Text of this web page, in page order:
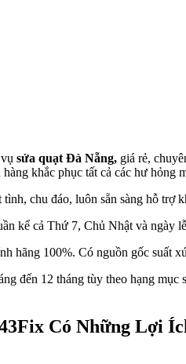
sửa quạt Đà Nẵng, giá rẻ,
khắc phục tất cả các hư hỏng
chu đáo, luôn sẵn sàng hỗ trợ
kể cả Thứ 7, Chủ Nhật và ngày
hãng 100%. Có nguồn gốc suất
đến 12 tháng tùy theo hạng
Có Những Lợi